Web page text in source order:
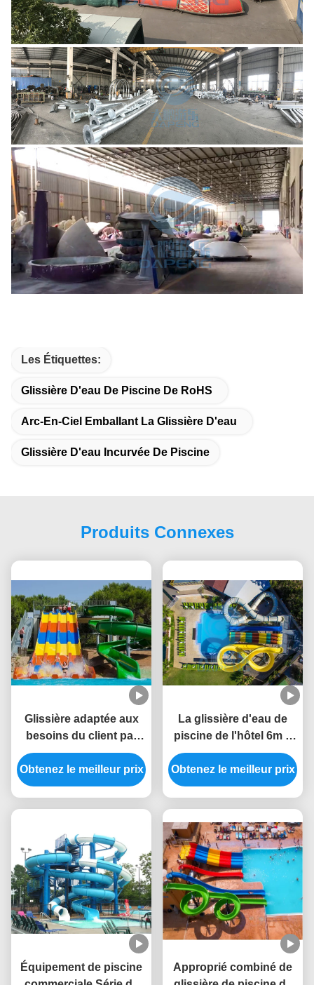
Les Étiquettes:
Glissière D'eau De Piscine De RoHS
Arc-En-Ciel Emballant La Glissière D'eau
Glissière D'eau Incurvée De Piscine
Produits Connexes
Glissière adaptée aux
besoins du client par
glissière de piscine de
parc aquatique pour
des adultes et des
Obtenez le meilleur prix
La glissière d'eau de
piscine de l'hôtel 6m a
placé la couleur
adaptée aux besoins du
client par fibre de verre
Obtenez le meilleur prix
Équipement de piscine
Approprié combiné de